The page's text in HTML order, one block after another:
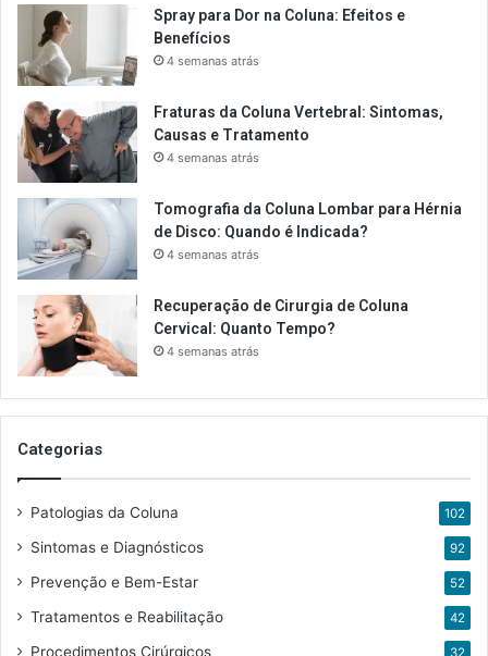
Spray para Dor na Coluna: Efeitos e
Benefícios
4 semanas atrás
Fraturas da Coluna Vertebral: Sintomas,
Causas e Tratamento
4 semanas atrás
Tomografia da Coluna Lombar para Hérnia
de Disco: Quando é Indicada?
4 semanas atrás
Recuperação de Cirurgia de Coluna
Cervical: Quanto Tempo?
4 semanas atrás
Categorias
Patologias da Coluna 102
Sintomas e Diagnósticos 92
Prevenção e Bem-Estar 52
Tratamentos e Reabilitação 42
Procedimentos Cirúrgicos 32